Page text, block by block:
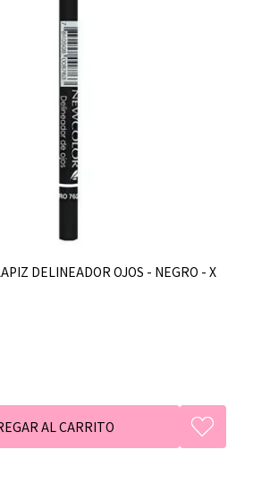
DELINEADOR OJOS - NEGRO - X